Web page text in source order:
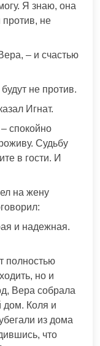
Я знаю, она
не
– и счастью
не против.
Игнат.
спокойно
Судьбу
в гости. И
на жену
и надежная.
полностью
но и
Вера собрала
дом. Коля и
из дома
что